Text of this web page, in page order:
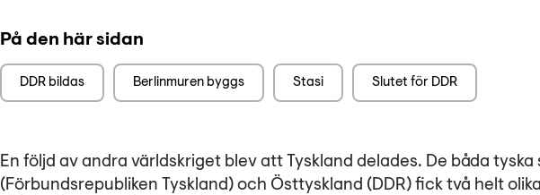
På den här sidan
DDR bildas Berlinmuren byggs Stasi Slutet för DDR
En följd av andra världskriget blev att Tyskland delades. De båda
(Förbundsrepubliken Tyskland) och Östtyskland (DDR) fick två helt